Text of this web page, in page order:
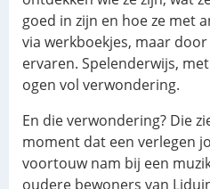
goed in zijn en hoe ze met
via werkboekjes, maar
ervaren. Spelenderwijs,
ogen vol verwondering.
En die verwondering? Die
moment dat een verlegen
voortouw nam bij een
oudere bewoners van